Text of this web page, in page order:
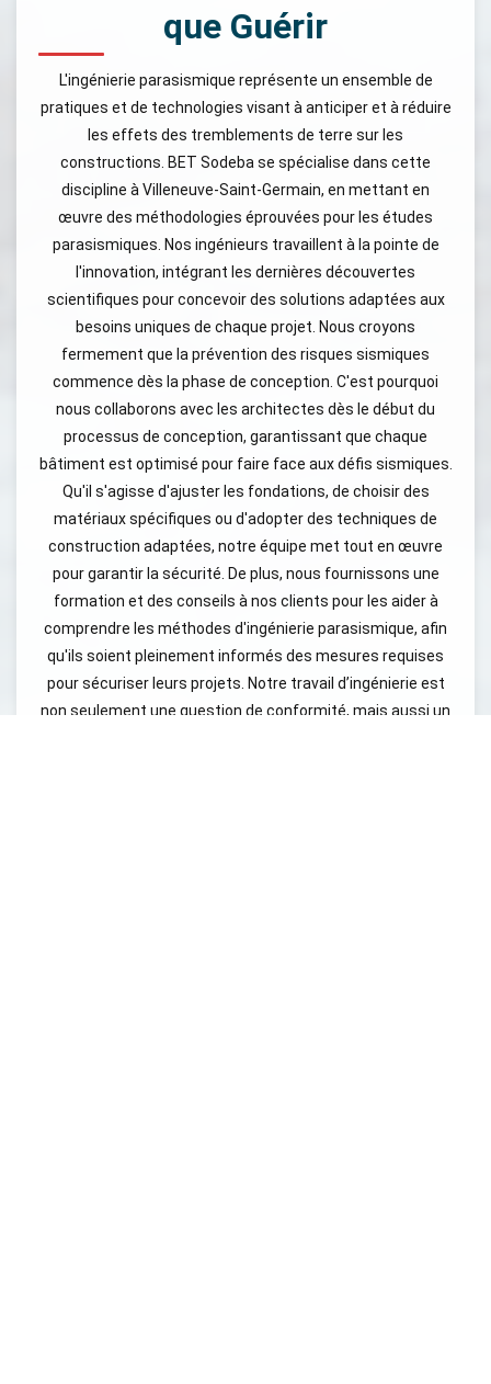
que Guérir
L'ingénierie parasismique représente un ensemble de
pratiques et de technologies visant à anticiper et à réduire
les effets des tremblements de terre sur les
constructions. BET Sodeba se spécialise dans cette
discipline à Villeneuve-Saint-Germain, en mettant en
œuvre des méthodologies éprouvées pour les études
parasismiques. Nos ingénieurs travaillent à la pointe de
l'innovation, intégrant les dernières découvertes
scientifiques pour concevoir des solutions adaptées aux
besoins uniques de chaque projet. Nous croyons
fermement que la prévention des risques sismiques
commence dès la phase de conception. C'est pourquoi
nous collaborons avec les architectes dès le début du
processus de conception, garantissant que chaque
bâtiment est optimisé pour faire face aux défis sismiques.
Qu'il s'agisse d'ajuster les fondations, de choisir des
matériaux spécifiques ou d'adopter des techniques de
construction adaptées, notre équipe met tout en œuvre
pour garantir la sécurité. De plus, nous fournissons une
formation et des conseils à nos clients pour les aider à
comprendre les méthodes d'ingénierie parasismique, afin
qu'ils soient pleinement informés des mesures requises
pour sécuriser leurs projets. Notre travail d’ingénierie est
non seulement une question de conformité, mais aussi un